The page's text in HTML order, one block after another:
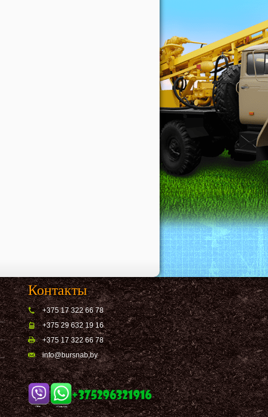
Контакты
+375 17 322 66 78
+375 29 632 19 16
+375 17 322 66 78
info@bursnab,by